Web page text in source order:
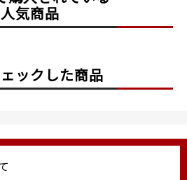
人気商品
ックした商品